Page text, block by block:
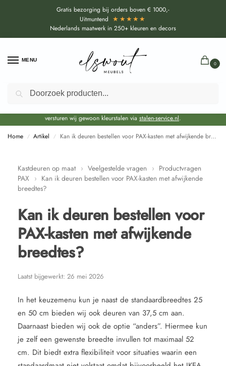
Gratis bezorging bij orders boven € 1000,-
Uitmuntend ★★★★★
Nederlands maatwerk in 250+ kleuren en decors
MENU
0
Door de bouwvakperiode geldt voor alle collecties momenteel een EXTRA
levertijd van circa 3-4 weken bovenop de reguliere levertijd.
versturen wij gewoon kleurstalen via stalen-service.nl.
Home / Artikel / Kan ik deuren bestellen voor PAX-kasten met afwijkende breedtes?
Kastdeuren op maat › Veelgestelde vragen › Productvragen
PAX › Kan ik deuren bestellen voor PAX-kasten met afwijkende
breedtes?
Kan ik deuren bestellen voor
PAX-kasten met afwijkende
breedtes?
Laatst bijgewerkt: 26 mei 2026
In het keuzemenu kun je naast de standaardbreedtes 25
en 50 cm bieden wij ook deuren van 37,5 cm aan.
Daarnaast bieden wij ook de optie “anders”. Hiermee kun
je zelf een gewenste breedte invullen tot maximaal 52
cm. Dit biedt extra flexibiliteit voor situaties waarin een